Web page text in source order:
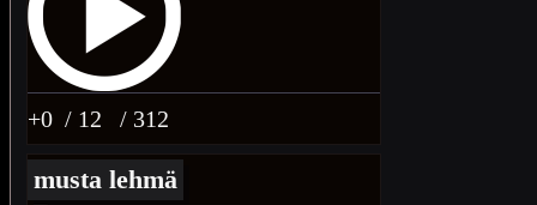
+0 / 12 / 312
musta lehmä